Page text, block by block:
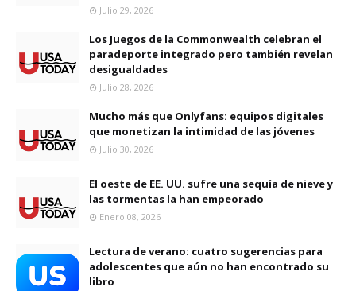
Julio 29, 2026
Los Juegos de la Commonwealth celebran el
paradeporte integrado pero también revelan
desigualdades
Julio 28, 2026
Mucho más que Onlyfans: equipos digitales
que monetizan la intimidad de las jóvenes
Julio 30, 2026
El oeste de EE. UU. sufre una sequía de nieve y
las tormentas la han empeorado
Enero 08, 2026
Lectura de verano: cuatro sugerencias para
adolescentes que aún no han encontrado su
libro